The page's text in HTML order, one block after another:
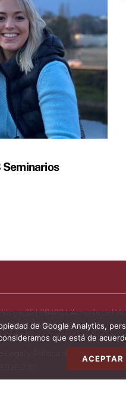
Seminarios
Vinya, 25 | 08480 L'Ametlla del
|info@fieide.org
R5800021G
Legal y Politica de Privacidad
de Google Analytics,
que está de
ACEPTAR